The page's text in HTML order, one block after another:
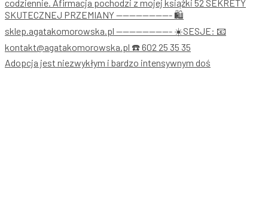
Adopcja jest niezwykłym i bardzo intensywnym doś